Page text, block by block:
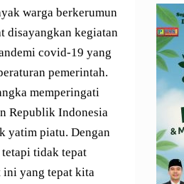
warga berkerumun
disayangkan kegiatan
covid-19 yang
pemerintah.
memperingati
Republik Indonesia
yatim piatu. Dengan
tidak tepat
ini yang tepat kita